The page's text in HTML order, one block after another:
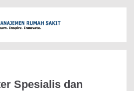
Spesialis dan